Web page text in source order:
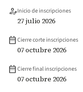
person_editInicio de inscripciones
27 julio 2026
date_rangeCierre corte inscripciones
07 octubre 2026
date_rangeCierre final inscripciones
07 octubre 2026